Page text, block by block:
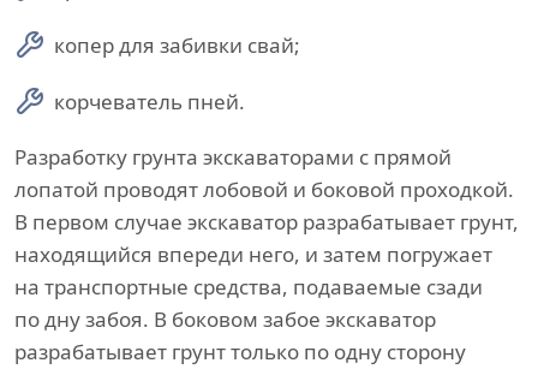
копер для забивки свай;
корчеватель пней.
Разработку грунта экскаваторами с прямой
лопатой проводят лобовой и боковой проходкой.
В первом случае экскаватор разрабатывает грунт,
находящийся впереди него, и затем погружает
на транспортные средства, подаваемые сзади
по дну забоя. В боковом забое экскаватор
разрабатывает грунт только по одну сторону